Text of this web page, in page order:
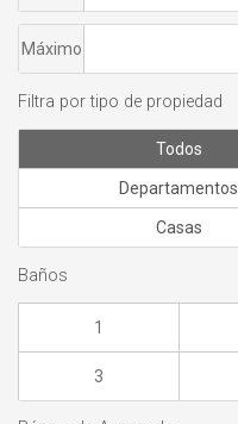
Máximo
Filtra por tipo de propiedad
Todos
Departamentos
Casas
Baños
1
3